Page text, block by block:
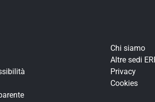
Chi siamo
Altre sedi
Privacy
Cookies